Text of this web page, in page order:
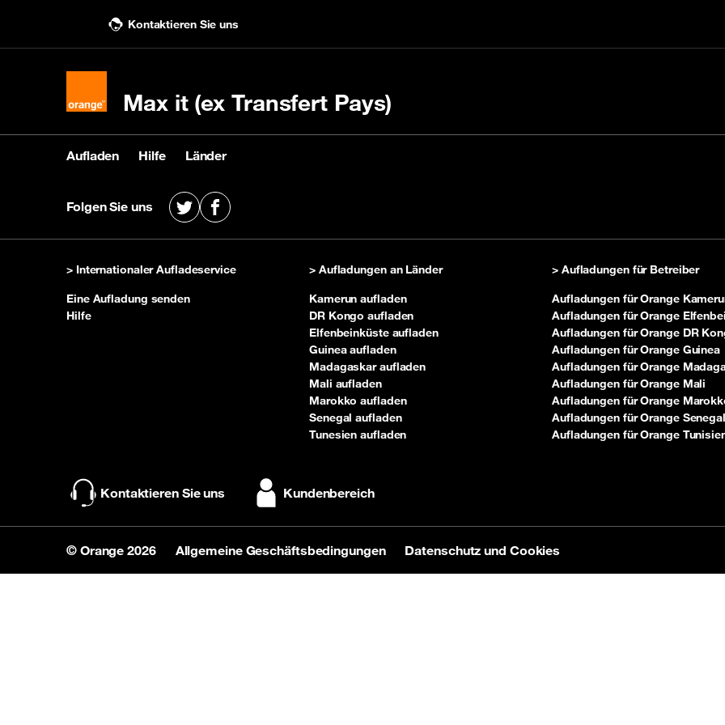
Kontaktieren Sie uns
Max it (ex Transfert Pays)
Aufladen
Aufladen
Eine Nachfüllpackung kaufen mit einem Code aufladen Nachfüllpackung
Hilfe
Hilfe
Kontaktieren Sie uns Unsere FAQ Sie uns
Länder
Länder
Siehe Empfängerländer
Folgen Sie uns X Facebook
> Internationaler Aufladeservice
Eine Aufladung senden
Hilfe
> Aufladungen an Länder
Kamerun aufladen
DR Kongo aufladen
Elfenbeinküste aufladen
Guinea aufladen
Madagaskar aufladen
Mali aufladen
Marokko aufladen
Senegal aufladen
Tunesien aufladen
> Aufladungen für Betreiber
Aufladungen für Orange
Aufladungen für Orange
Aufladungen für Orange DR
Aufladungen für Orange Guinea
Aufladungen für Orange
Aufladungen für Orange Mali
Aufladungen für Orange
Aufladungen für Orange Senegal
Aufladungen für Orange
Kontaktieren Sie uns Kundenbereich
© Orange 2026 Allgemeine Geschäftsbedingungen Datenschutz und Cookies